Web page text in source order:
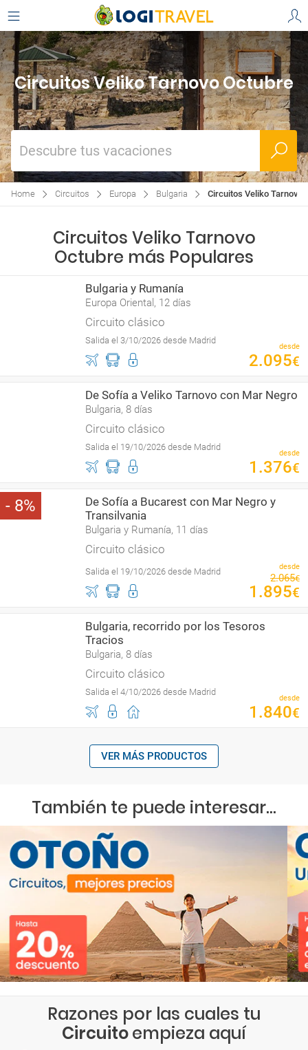
Circuitos Veliko Tarnovo Octubre
Descubre tus vacaciones
Home Circuitos Europa Bulgaria Circuitos Veliko Tarnovo
Circuitos Veliko Tarnovo
Octubre más Populares
Bulgaria y Rumanía
Europa Oriental, 12 días
Circuito clásico
Salida el 3/10/2026 desde Madrid
desde
2.095€
De Sofía a Veliko Tarnovo con Mar Negro
Bulgaria, 8 días
Circuito clásico
Salida el 19/10/2026 desde Madrid
desde
1 .376€
8
De Sofía a Bucarest con Mar Negro y
Transilvania
Bulgaria y Rumanía, 11 días
Circuito clásico
Salida el 19/10/2026 desde Madrid desde
2.065€
1 .895€
Bulgaria, recorrido por los Tesoros
Tracios
Bulgaria, 8 días
Circuito clásico
Salida el 4/10/2026 desde Madrid
desde
1 .840€
VER MÁS PRODUCTOS
También te puede interesar...
Razones por las cuales tu
Circuitoempieza aquí